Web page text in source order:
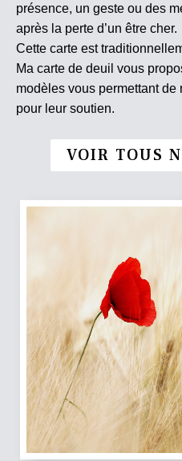
présence, un geste ou des
après la perte d’un être cher.
Cette carte est
Ma carte de deuil vous
modèles vous permettant de
pour leur soutien.
VOIR TOUS